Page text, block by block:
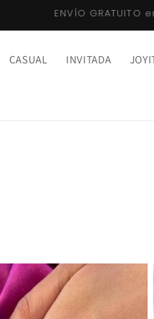
Klarna: compra ahora,
CASUAL INVITADA